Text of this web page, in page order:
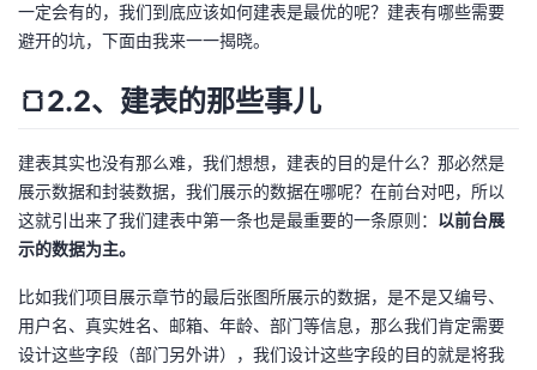
一定会有的，我们到底应该如何建表是最优的呢？建表有哪些需要
避开的坑，下面由我来一一揭晓。
🍞2.2、建表的那些事儿
建表其实也没有那么难，我们想想，建表的目的是什么？那必然是
展示数据和封装数据，我们展示的数据在哪呢？在前台对吧，所以
这就引出来了我们建表中第一条也是最重要的一条原则： 以前台展
示的数据为主。
比如我们项目展示章节的最后张图所展示的数据，是不是又编号、
用户名、真实姓名、邮箱、年龄、部门等信息，那么我们肯定需要
设计这些字段（部门另外讲），我们设计这些字段的目的就是将我